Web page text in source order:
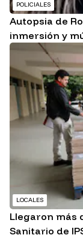
POLICIALES
Autopsia de
inmersión y
LOCALES
Llegaron más
Sanitario de